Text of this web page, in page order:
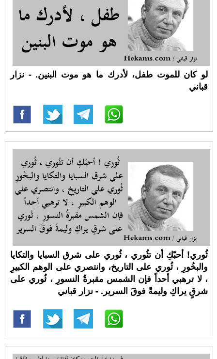
لو كان للموت طفل، لأدرك ما هو موت البنين. - نزار
قباني
ثُوري! أحبّكِ أن تثُوري ، ثُوري على شرق السبايا والتكايا
والبخُورِ ، ثُوري على التاريخ، وانتصري على الوهم الكبيرِ
، لا ترهبي أحداً فإن الشمس مقبرةُ النسورِ ، ثُوري على
شرقٍ يراكِ وليمةً فوقَ السرير. - نزار قباني